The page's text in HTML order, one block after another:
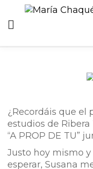
¿Recordáis que el
estudios de
“A PROP DE TU”
Justo hoy mismo
esperar, Susana